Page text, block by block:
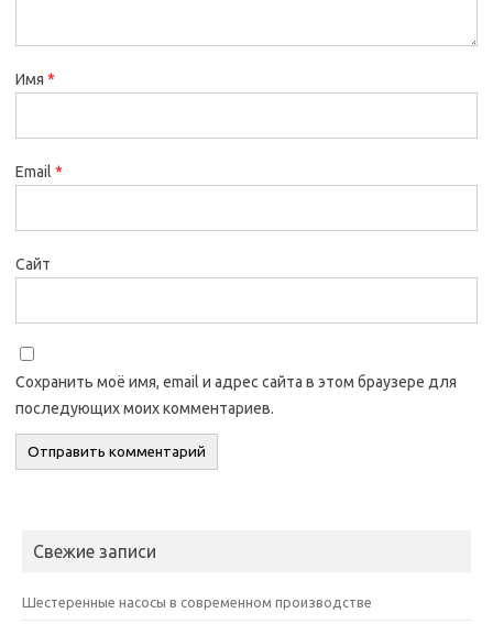
Имя *
Email *
Сайт
Сохранить моё имя, email и адрес сайта в этом браузере для
последующих моих комментариев.
Свежие записи
Шестеренные насосы в современном производстве